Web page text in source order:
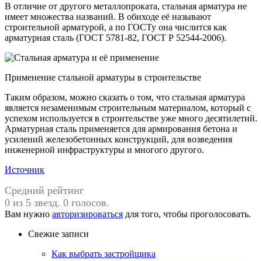
В отличие от другого металлопроката, стальная арматура не
имеет множества названий. В обиходе её называют
строительной арматурой, а по ГОСТу она числится как
арматурная сталь (ГОСТ 5781-82, ГОСТ Р 52544-2006).
Применение стальной арматуры в строительстве
Таким образом, можно сказать о том, что стальная арматура
является незаменимым строительным материалом, который с
успехом используется в строительстве уже много десятилетий.
Арматурная сталь применяется для армирования бетона и
усилений железобетонных конструкций, для возведения
инженерной инфраструктуры и многого другого.
Источник
Средний рейтинг
0 из 5 звезд. 0 голосов.
Вам нужно авторизироваться для того, чтобы проголосовать.
Свежие записи
Как выбрать застройщика